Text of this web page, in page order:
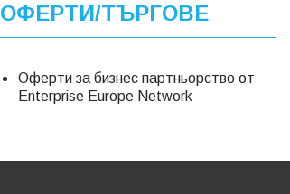
ОФЕРТИ/ТЪРГОВЕ
Оферти за бизнес партньорство от
Enterprise Europe Network